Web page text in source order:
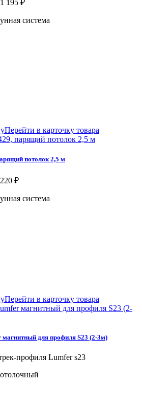
1 195 ₽
система
Перейти в карточку товара
потолок 2,5 м
220 ₽
система
Перейти в карточку товара
для профиля S23 (2-3м)
профиля Lumfer s23